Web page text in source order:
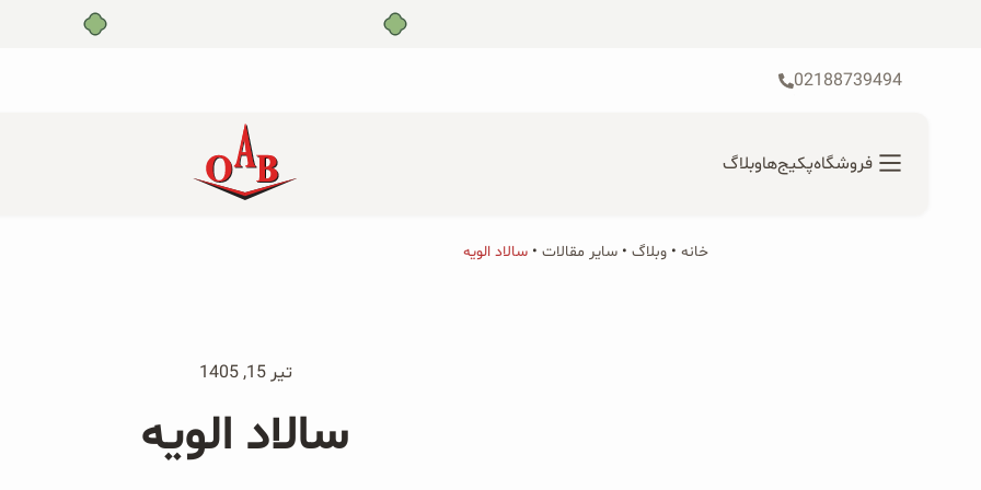
02188739494
فروشگاهپکیج‌هاوبلاگ
محصولات ارگانیک
جو دوسر پرک صبحانه ارگانیک
جو دوسر پرک ارگانیک و هلو
جو دوسر پرک ارگانیک و سیب
خانه • وبلاگ • سایر مقالات • سالاد الویه
تیر 15, 1405
سالاد الویه